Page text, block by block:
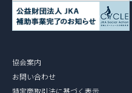
協会案内
お問い合わせ